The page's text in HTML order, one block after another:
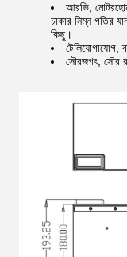
আরভি, মোটরহোম,
চাকার নিম্ন গতির
কিছু।
টেলিযোগাযোগ,
সৌরজগৎ, সৌর